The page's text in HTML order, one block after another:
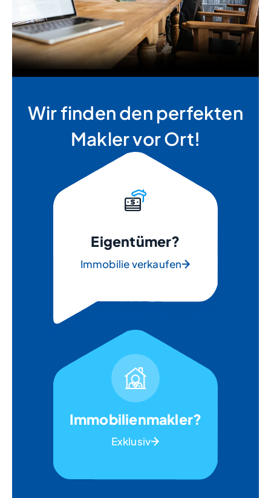
Wir finden den perfekten
Makler vor Ort!
Eigentümer?
Immobilie verkaufen
Immobilienmakler?
Exklusiv